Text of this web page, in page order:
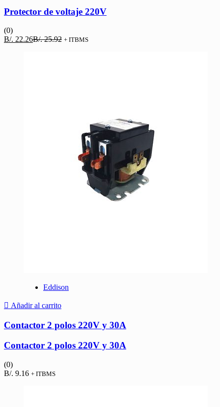
Protector de voltaje 220V
(0)
B/. 22.26El
B/.25.92 El
+ ITBMS
Eddison
Añadir al carrito
Contactor 2 polos 220V y 30A
Contactor 2 polos 220V y 30A
(0)
B/. 9.16 + ITBMS